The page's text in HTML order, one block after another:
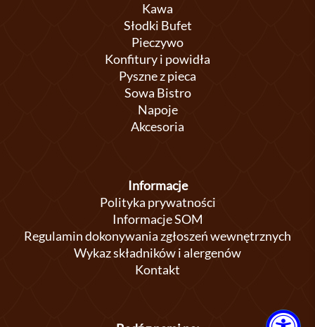
Kawa
Słodki Bufet
Pieczywo
Konfitury i powidła
Pyszne z pieca
Sowa Bistro
Napoje
Akcesoria
Informacje
Polityka prywatności
Informacje SOM
Regulamin dokonywania zgłoszeń wewnętrznych
Wykaz składników i alergenów
Kontakt